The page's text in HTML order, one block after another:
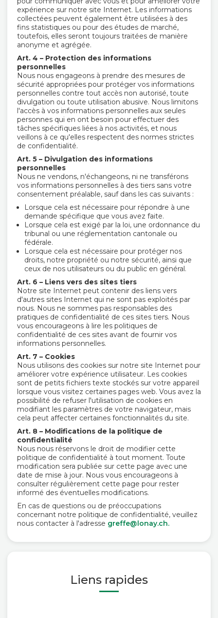
expérience sur notre site Internet. Les informations
collectées peuvent également être utilisées à des
fins statistiques ou pour des études de marché,
toutefois, elles seront toujours traitées de manière
anonyme et agrégée.
Art. 4 – Protection des informations
personnelles
Nous nous engageons à prendre des mesures de
sécurité appropriées pour protéger vos informations
personnelles contre tout accès non autorisé, toute
divulgation ou toute utilisation abusive. Nous limitons
l'accès à vos informations personnelles aux seules
personnes qui en ont besoin pour effectuer des
tâches spécifiques liées à nos activités, et nous
veillons à ce qu'elles respectent des normes strictes
de confidentialité.
Art. 5 – Divulgation des informations
personnelles
Nous ne vendons, n'échangeons, ni ne transférons
vos informations personnelles à des tiers sans votre
consentement préalable, sauf dans les cas suivants :
Lorsque cela est nécessaire pour répondre à une
demande spécifique que vous avez faite.
Lorsque cela est exigé par la loi, une ordonnance du
tribunal ou une réglementation cantonale ou
fédérale.
Lorsque cela est nécessaire pour protéger nos
droits, notre propriété ou notre sécurité, ainsi que
ceux de nos utilisateurs ou du public en général.
Art. 6 – Liens vers des sites tiers
Notre site Internet peut contenir des liens vers
d'autres sites Internet qui ne sont pas exploités par
nous. Nous ne sommes pas responsables des
pratiques de confidentialité de ces sites tiers. Nous
vous encourageons à lire les politiques de
confidentialité de ces sites avant de fournir vos
informations personnelles.
Art. 7 – Cookies
Nous utilisons des cookies sur notre site Internet pour
améliorer votre expérience utilisateur. Les cookies
sont de petits fichiers texte stockés sur votre appareil
lorsque vous visitez certaines pages web. Vous avez la
possibilité de refuser l'utilisation de cookies en
modifiant les paramètres de votre navigateur, mais
cela peut affecter certaines fonctionnalités du site.
Art. 8 – Modifications de la politique de
confidentialité
Nous nous réservons le droit de modifier cette
politique de confidentialité à tout moment. Toute
modification sera publiée sur cette page avec une
date de mise à jour. Nous vous encourageons à
consulter régulièrement cette page pour rester
informé des éventuelles modifications.
En cas de questions ou de préoccupations
concernant notre politique de confidentialité, veuillez
nous contacter à l'adresse greffe@lonay.ch.
Liens rapides